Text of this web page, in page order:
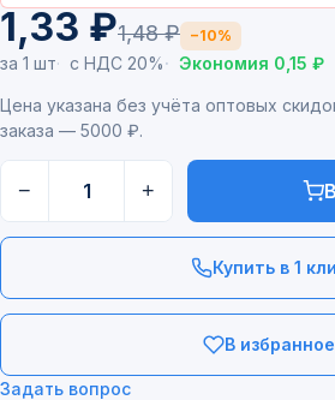
1,33 ₽1,48 ₽ −10%
за 1 шт с НДС 20% Экономия 0,15 ₽
Цена указана без учёта оптовых
заказа — 5000 ₽.
− +
Купить в 1
В избранное
Задать вопрос